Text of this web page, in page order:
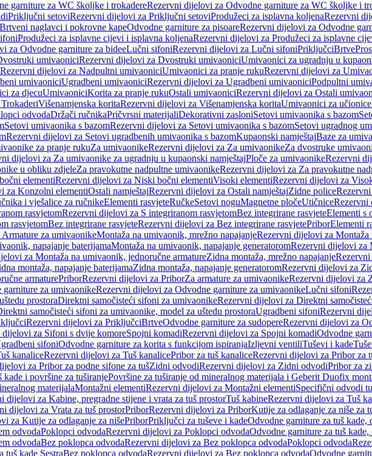
garniture za WC školjke i trokadereRezervni dijelovi za Odvodne garniture za WC školjke i
Priključni setoviRezervni dijelovi za Priključni setoviProdužeci za isplavna koljenaRezervni
Brtveni naglavci i pokrovne kapeOdvodne garniture za pisoareRezervni dijelovi za Odvodne
Produžeci za isplavne cijevi i isplavna koljenaRezervni dijelovi za Produžeci za isplavne
za Odvodne garniture za bideeLučni sifoniRezervni dijelovi za Lučni sifoniPriključciBrtve
umivaoniciRezervni dijelovi za Dvostruki umivaoniciUmivaonici za ugradnju u
Rezervni dijelovi za Nadpultni umivaoniciUmivaonici za pranje rukuRezervni dijelovi za
umivaoniciUgradbeni umivaoniciRezervni dijelovi za Ugradbeni umivaoniciPodpultni
za djecuUmivaoniciKorita za pranje rukuOstali umivaoniciRezervni dijelovi za Ostali
Višenamjenska koritaRezervni dijelovi za Višenamjenska koritaUmivaonici za učionice
odvodaDržači ručnikaPričvrsni materijaliDekorativni zasloniSetovi umivaonika s bazom
Setovi umivaonika s bazomRezervni dijelovi za Setovi umivaonika s bazomSetovi ugradnog
Rezervni dijelovi za Setovi ugradbenih umivaonika s bazomKupaonski namještajBaze za
za pranje rukuZa umivaonikeRezervni dijelovi za Za umivaonikeZa dvostruke
dijelovi za Za umivaonike za ugradnju u kupaonski namještajPloče za umivaonikeRezervni
u obliku zdjeleZa pravokutne nadpultne umivaonikeRezervni dijelovi za Za pravokutne
elementiRezervni dijelovi za Niski bočni elementiVisoki elementiRezervni dijelovi za
za Konzolni elementiOstali namještajRezervni dijelovi za Ostali namještajZidne police
i vješalice za ručnikeElementi rasvjeteRučkeSetovi noguMagnetne pločeUtičniceRezervni
rasvjetomRezervni dijelovi za S integriranom rasvjetomBez integrirane rasvjeteElementi s
rasvjetomBez integrirane rasvjeteRezervni dijelovi za Bez integrirane rasvjetePriborElementi
za umivaonikeMontaža na umivaonik, mrežno napajanjeRezervni dijelovi za Montaža
napajanje baterijamaMontaža na umivaonik, napajanje generatoromRezervni dijelovi za
za Montaža na umivaonik, jednoručne armatureZidna montaža, mrežno napajanje
montaža, napajanje baterijamaZidna montaža, napajanje generatoromRezervni dijelovi za
armaturePriborRezervni dijelovi za PriborZa armature za umivaonikeRezervni dijelovi za
garniture za umivaonikeRezervni dijelovi za Odvodne garniture za umivaonikeLučni sifoni
prostoraDirektni samočisteći sifoni za umivaonikeRezervni dijelovi za Direktni
samočisteći sifoni za umivaonike, model za uštedu prostoraUgradbeni sifoniRezervni
Rezervni dijelovi za PriključciBrtveOdvodne garniture za sudopereRezervni dijelovi za
dijelovi za Sifoni s dvije komoreSpojni komadiRezervni dijelovi za Spojni komadiOdvodne
sifoniOdvodne garniture za korita s funkcijom ispiranjaIzljevni ventiliTuševi i kade
kanaliceRezervni dijelovi za Tuš kanalicePribor za tuš kanaliceRezervni dijelovi za Pribor za
za Pribor za podne sifone za tušZidni odvodiRezervni dijelovi za Zidni odvodiPribor za
i površine za tuširanjePovršine za tuširanje od mineralnog materijala i Geberit Duofix
materijalaMontažni elementiRezervni dijelovi za Montažni elementiSpecifični odvodi
dijelovi za Kabine, pregradne stijene i vrata za tuš prostorTuš kabineRezervni dijelovi za Tuš
dijelovi za Vrata za tuš prostorPriborRezervni dijelovi za PriborKutije za odlaganje za niše za
za Kutije za odlaganje za nišePriborPriključci za tuševe i kadeOdvodne garniture za tuš kade,
odvodaPoklopci odvodaRezervni dijelovi za Poklopci odvodaOdvodne garniture za tuš kade,
odvodaBez poklopca odvodaRezervni dijelovi za Bez poklopca odvodaPoklopci odvoda
kade SestraBez poklopca odvodaRezervni dijelovi za Bez poklopca odvodaOdvodne